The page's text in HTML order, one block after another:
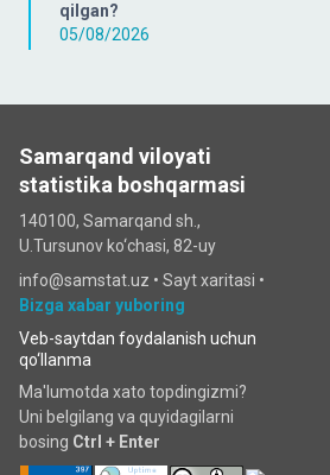
qilgan?
05/08/2026
Samarqand viloyati
statistika boshqarmasi
140100, Samarqand sh.,
U.Tursunov ko‘chаsi, 82-uy
info@samstat.uz • Sayt xaritasi •
Bizga xabar yuboring
Veb-saytdan foydalanish uchun
qo‘llanma
Ma'lumotda xato topdingizmi?
Uni belgilang va quyidagilarni
bosing Ctrl + Enter